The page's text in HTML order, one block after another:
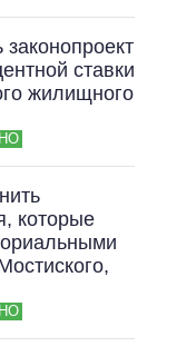
ставки
жилищного
которые